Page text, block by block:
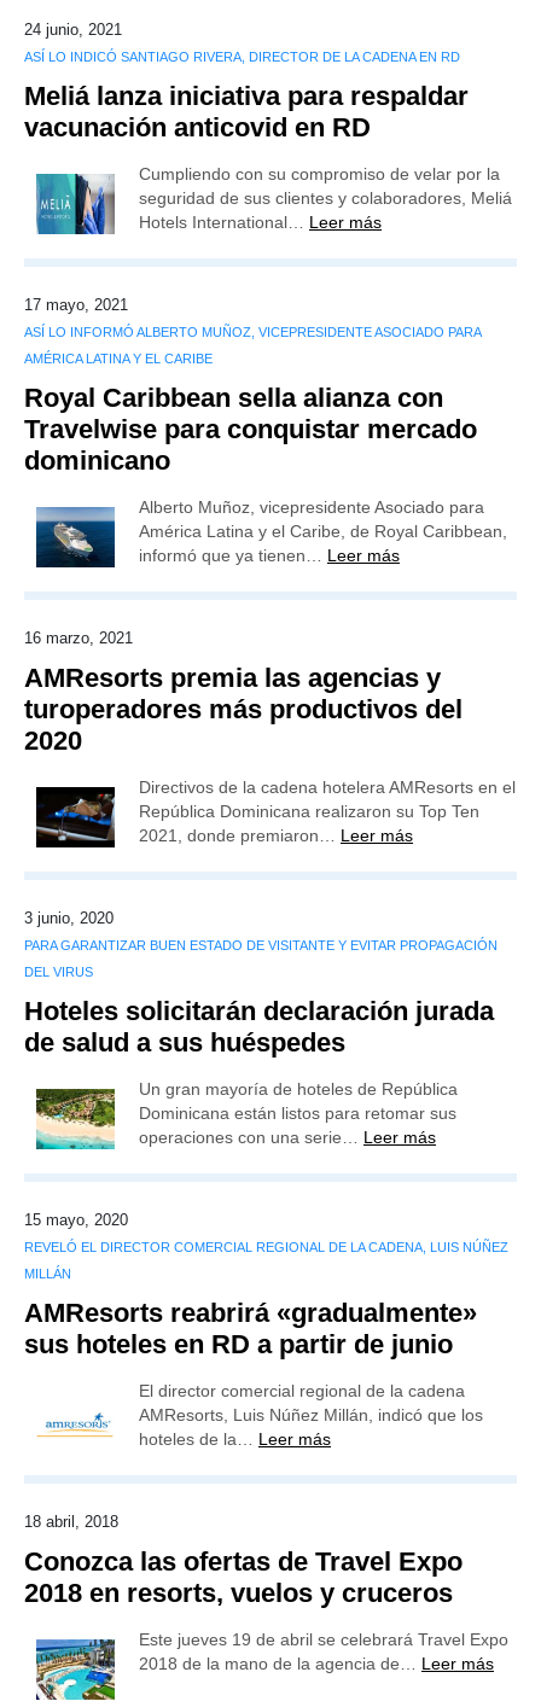
24 junio, 2021
ASÍ LO INDICÓ SANTIAGO RIVERA, DIRECTOR DE LA CADENA EN RD
Meliá lanza iniciativa para respaldar
vacunación anticovid en RD
Cumpliendo con su compromiso de velar por la
seguridad de sus clientes y colaboradores, Meliá
Hotels International… Leer más
17 mayo, 2021
ASÍ LO INFORMÓ ALBERTO MUÑOZ, VICEPRESIDENTE ASOCIADO PARA
AMÉRICA LATINA Y EL CARIBE
Royal Caribbean sella alianza con
Travelwise para conquistar mercado
dominicano
Alberto Muñoz, vicepresidente Asociado para
América Latina y el Caribe, de Royal Caribbean,
informó que ya tienen… Leer más
16 marzo, 2021
AMResorts premia las agencias y
turoperadores más productivos del
2020
Directivos de la cadena hotelera AMResorts en el
República Dominicana realizaron su Top Ten
2021, donde premiaron… Leer más
3 junio, 2020
PARA GARANTIZAR BUEN ESTADO DE VISITANTE Y EVITAR PROPAGACIÓN
DEL VIRUS
Hoteles solicitarán declaración jurada
de salud a sus huéspedes
Un gran mayoría de hoteles de República
Dominicana están listos para retomar sus
operaciones con una serie… Leer más
15 mayo, 2020
REVELÓ EL DIRECTOR COMERCIAL REGIONAL DE LA CADENA, LUIS NÚÑEZ
MILLÁN
AMResorts reabrirá «gradualmente»
sus hoteles en RD a partir de junio
El director comercial regional de la cadena
AMResorts, Luis Núñez Millán, indicó que los
hoteles de la… Leer más
18 abril, 2018
Conozca las ofertas de Travel Expo
2018 en resorts, vuelos y cruceros
Este jueves 19 de abril se celebrará Travel Expo
2018 de la mano de la agencia de… Leer más